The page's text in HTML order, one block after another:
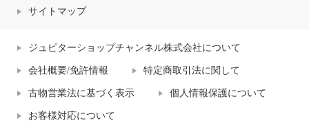
サイトマップ
ジュピターショップチャンネル株式会社について
会社概要/免許情報 特定商取引法に関して
古物営業法に基づく表示 個人情報保護について
お客様対応について